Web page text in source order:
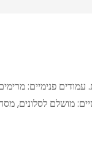
פנימיים:
מושלם לסלונים,